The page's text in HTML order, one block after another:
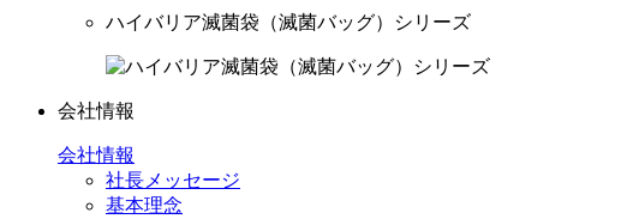
ハイバリア滅菌袋（滅菌バッグ）シリーズ
会社情報
会社情報
社長メッセージ
基本理念